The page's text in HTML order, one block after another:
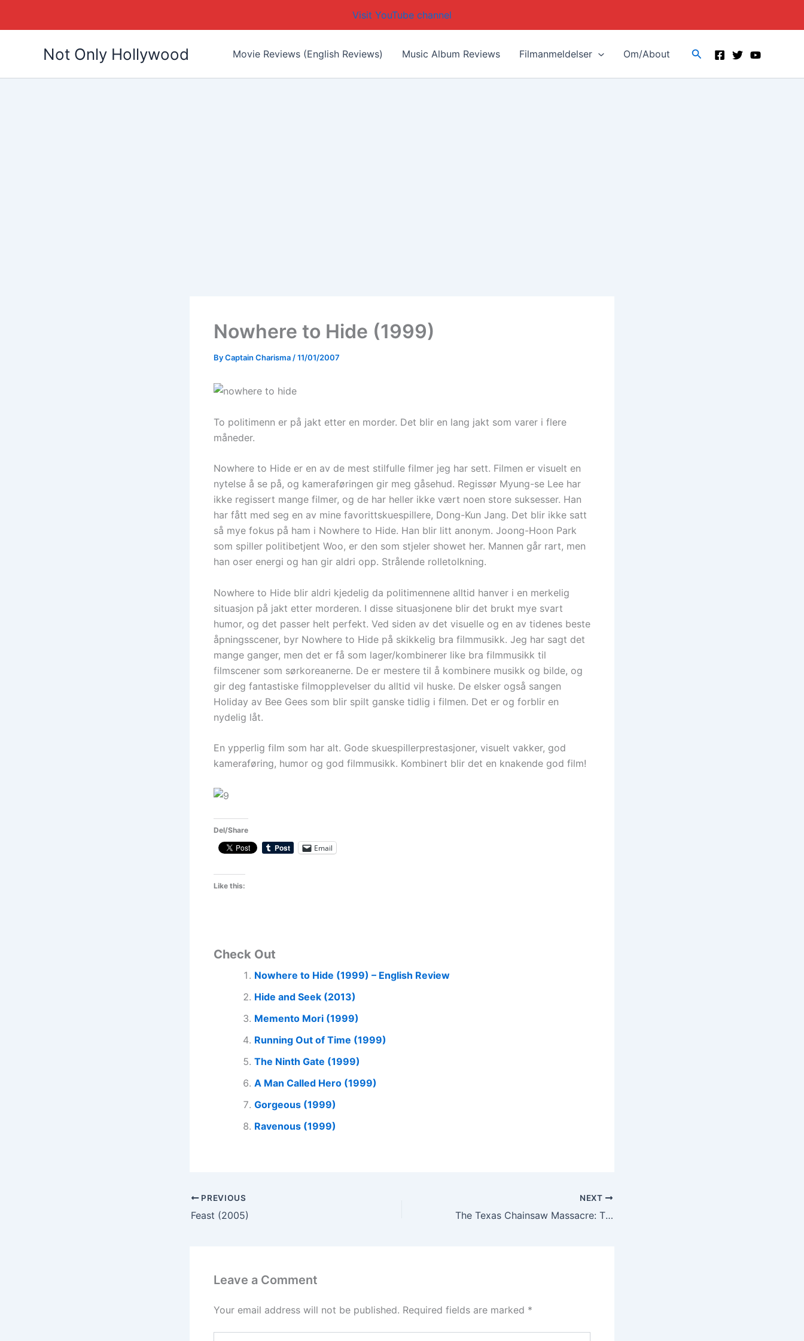
Visit YouTube channel
Not Only Hollywood Movie Reviews (English Reviews) Music Album Reviews Filmanmeldelser Om/About Search
Nowhere to Hide (1999)
ByCaptain Charisma/11/01/2007
To politimenn er på jakt etter en morder. Det blir en lang jakt som varer i flere
måneder.
Nowhere to Hide er en av de mest stilfulle filmer jeg har sett. Filmen er visuelt en
nytelse å se på, og kameraføringen gir meg gåsehud. Regissør Myung-se Lee har
ikke regissert mange filmer, og de har heller ikke vært noen store suksesser. Han
har fått med seg en av mine favorittskuespillere, Dong-Kun Jang. Det blir ikke satt
så mye fokus på ham i Nowhere to Hide. Han blir litt anonym. Joong-Hoon Park
som spiller politibetjent Woo, er den som stjeler showet her. Mannen går rart, men
han oser energi og han gir aldri opp. Strålende rolletolkning.
Nowhere to Hide blir aldri kjedelig da politimennene alltid hanver i en merkelig
situasjon på jakt etter morderen. I disse situasjonene blir det brukt mye svart
humor, og det passer helt perfekt. Ved siden av det visuelle og en av tidenes beste
åpningsscener, byr Nowhere to Hide på skikkelig bra filmmusikk. Jeg har sagt det
mange ganger, men det er få som lager/kombinerer like bra filmmusikk til
filmscener som sørkoreanerne. De er mestere til å kombinere musikk og bilde, og
gir deg fantastiske filmopplevelser du alltid vil huske. De elsker også sangen
Holiday av Bee Gees som blir spilt ganske tidlig i filmen. Det er og forblir en
nydelig låt.
En ypperlig film som har alt. Gode skuespillerprestasjoner, visuelt vakker, god
kameraføring, humor og god filmmusikk. Kombinert blir det en knakende god film!
Del/Share
Email
Like this:
Check Out
Nowhere to Hide (1999) – English Review
Hide and Seek (2013)
Memento Mori (1999)
Running Out of Time (1999)
The Ninth Gate (1999)
A Man Called Hero (1999)
Gorgeous (1999)
Ravenous (1999)
PREVIOUS
Feast (2005)
NEXT
The Texas Chainsaw Massacre: The Beginning (2006)
Leave a Comment
Your email address will not be published. Required fields are marked *